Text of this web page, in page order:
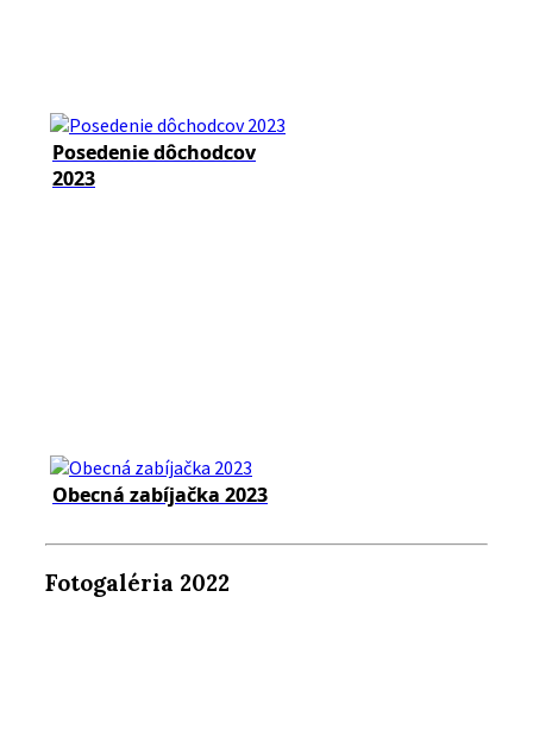
Posedenie dôchodcov
2023
Obecná zabíjačka 2023
Fotogaléria 2022